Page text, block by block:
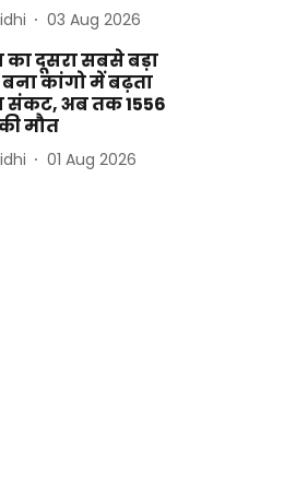
03 Aug 2026
का दूसरा सबसे बड़ा
बना कांगो में बढ़ता
संकट, अब तक 1556
मौत
01 Aug 2026